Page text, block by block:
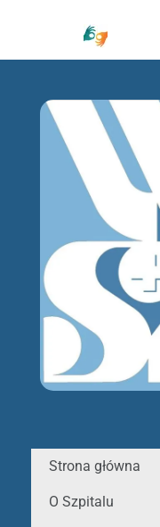
Strona główna
O Szpitalu